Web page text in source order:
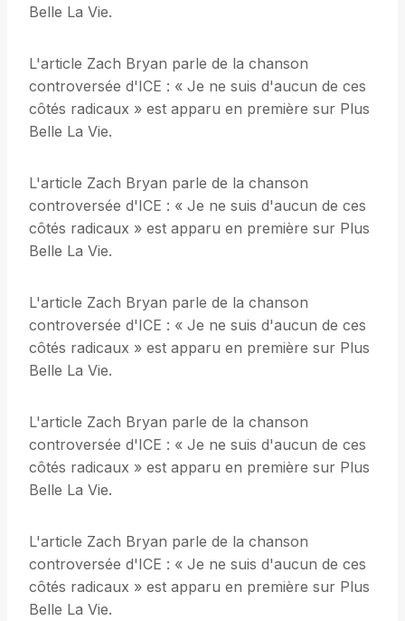
Belle La Vie.
L'article Zach Bryan parle de la chanson
controversée d'ICE : « Je ne suis d'aucun de ces
côtés radicaux » est apparu en première sur Plus
Belle La Vie.
L'article Zach Bryan parle de la chanson
controversée d'ICE : « Je ne suis d'aucun de ces
côtés radicaux » est apparu en première sur Plus
Belle La Vie.
L'article Zach Bryan parle de la chanson
controversée d'ICE : « Je ne suis d'aucun de ces
côtés radicaux » est apparu en première sur Plus
Belle La Vie.
L'article Zach Bryan parle de la chanson
controversée d'ICE : « Je ne suis d'aucun de ces
côtés radicaux » est apparu en première sur Plus
Belle La Vie.
L'article Zach Bryan parle de la chanson
controversée d'ICE : « Je ne suis d'aucun de ces
côtés radicaux » est apparu en première sur Plus
Belle La Vie.